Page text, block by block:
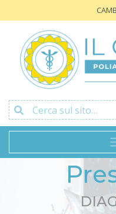
Cerca sul sito…